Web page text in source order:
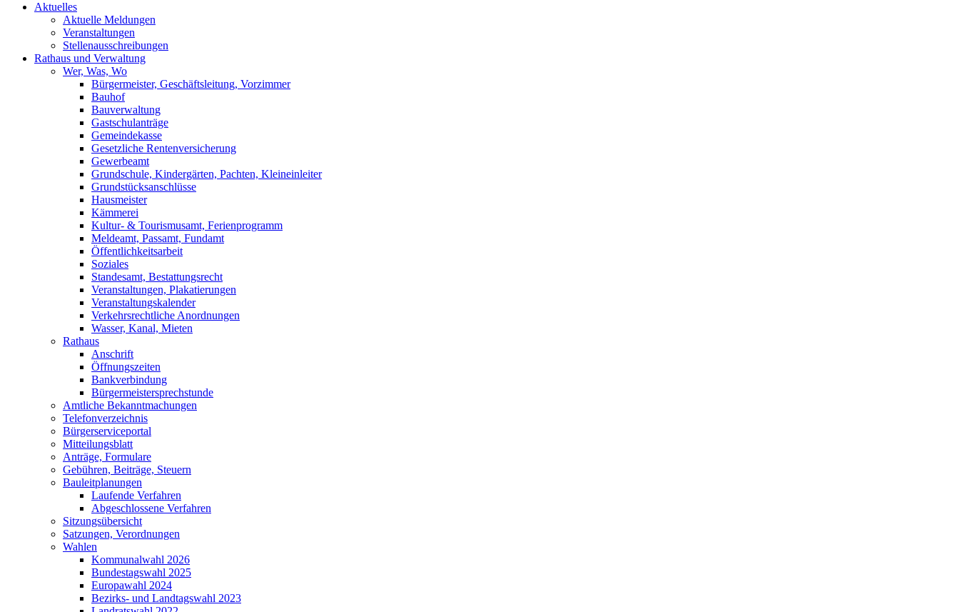
Aktuelles
Aktuelle Meldungen
Veranstaltungen
Stellenausschreibungen
Rathaus und Verwaltung
Wer, Was, Wo
Bürgermeister, Geschäftsleitung, Vorzimmer
Bauhof
Bauverwaltung
Gastschulanträge
Gemeindekasse
Gesetzliche Rentenversicherung
Gewerbeamt
Grundschule, Kindergärten, Pachten, Kleineinleiter
Grundstücksanschlüsse
Hausmeister
Kämmerei
Kultur- & Tourismusamt, Ferienprogramm
Meldeamt, Passamt, Fundamt
Öffentlichkeitsarbeit
Soziales
Standesamt, Bestattungsrecht
Veranstaltungen, Plakatierungen
Veranstaltungskalender
Verkehrsrechtliche Anordnungen
Wasser, Kanal, Mieten
Rathaus
Anschrift
Öffnungszeiten
Bankverbindung
Bürgermeistersprechstunde
Amtliche Bekanntmachungen
Telefonverzeichnis
Bürgerserviceportal
Mitteilungsblatt
Anträge, Formulare
Gebühren, Beiträge, Steuern
Bauleitplanungen
Laufende Verfahren
Abgeschlossene Verfahren
Sitzungsübersicht
Satzungen, Verordnungen
Wahlen
Kommunalwahl 2026
Bundestagswahl 2025
Europawahl 2024
Bezirks- und Landtagswahl 2023